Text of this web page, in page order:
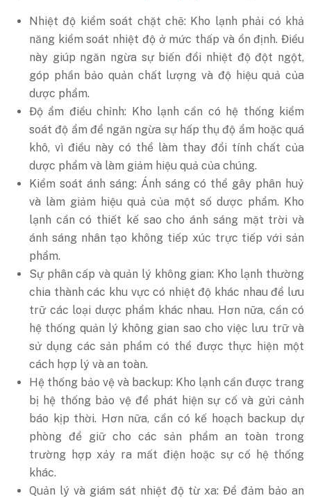
Nhiệt độ kiểm soát chặt chẽ: Kho lạnh phải có khả
năng kiểm soát nhiệt độ ở mức thấp và ổn định. Điều
này giúp ngăn ngừa sự biến đổi nhiệt độ đột ngột,
góp phần bảo quản chất lượng và độ hiệu quả của
dược phẩm.
Độ ẩm điều chỉnh: Kho lạnh cần có hệ thống kiểm
soát độ ẩm để ngăn ngừa sự hấp thụ độ ẩm hoặc quá
khô, vì điều này có thể làm thay đổi tính chất của
dược phẩm và làm giảm hiệu quả của chúng.
Kiểm soát ánh sáng: Ánh sáng có thể gây phân huỷ
và làm giảm hiệu quả của một số dược phẩm. Kho
lạnh cần có thiết kế sao cho ánh sáng mặt trời và
ánh sáng nhân tạo không tiếp xúc trực tiếp với sản
phẩm.
Sự phân cấp và quản lý không gian: Kho lạnh thường
chia thành các khu vực có nhiệt độ khác nhau để lưu
trữ các loại dược phẩm khác nhau. Hơn nữa, cần có
hệ thống quản lý không gian sao cho việc lưu trữ và
sử dụng các sản phẩm có thể được thực hiện một
cách hợp lý và an toàn.
Hệ thống bảo vệ và backup: Kho lạnh cần được trang
bị hệ thống bảo vệ để phát hiện sự cố và gửi cảnh
báo kịp thời. Hơn nữa, cần có kế hoạch backup dự
phòng để giữ cho các sản phẩm an toàn trong
trường hợp xảy ra mất điện hoặc sự cố hệ thống
khác.
Quản lý và giám sát nhiệt độ từ xa: Để đảm bảo an